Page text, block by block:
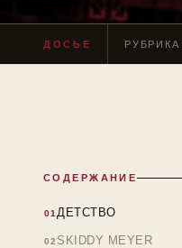
ДОСЬЕ
СОДЕРЖАНИЕ
ДЕТСТВО
SKIDDY MEYER